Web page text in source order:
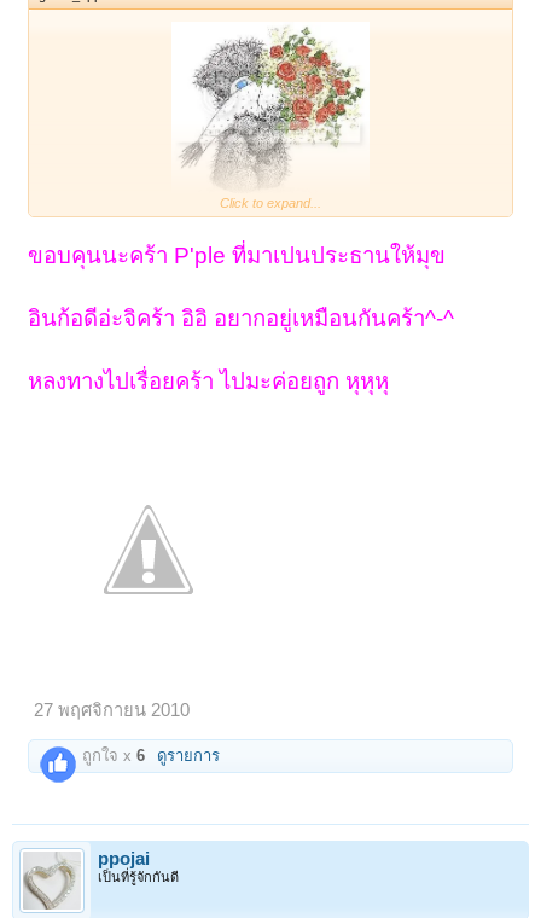
... น่ารักมาก ๆ เลย ...
Click to expand...
ขอบคุนนะคร้า P'ple ที่มาเปนประธานให้มุข
อินก้อดีอ่ะจิคร้า อิอิ อยากอยู่เหมือนกันคร้า^-^
หลงทางไปเรื่อยคร้า ไปมะค่อยถูก หุหุหุ
27 พฤศจิกายน 2010
ถูกใจ x6 ดูรายการ
ppojai
เป็นที่รู้จักกันดี